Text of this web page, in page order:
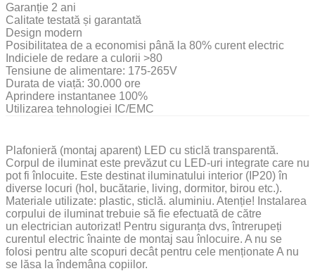
Garanție 2 ani
Calitate testată și garantată
Design modern
Posibilitatea de a economisi până la 80% curent electric
Indiciele de redare a culorii >80
Tensiune de alimentare: 175-265V
Durata de viață: 30.000 ore
Aprindere instantanee 100%
Utilizarea tehnologiei IC/EMC
Plafonieră (montaj aparent) LED cu sticlă transparentă.
Corpul de iluminat este prevăzut cu LED-uri integrate care nu
pot fi înlocuite. Este destinat iluminatului interior (IP20) în
diverse locuri (hol, bucătarie, living, dormitor, birou etc.).
Materiale utilizate: plastic, sticlă. aluminiu. Atenție! Instalarea
corpului de iluminat trebuie să fie efectuată de către
un electrician autorizat! Pentru siguranța dvs, întrerupeți
curentul electric înainte de montaj sau înlocuire. A nu se
folosi pentru alte scopuri decât pentru cele menționate A nu
se lăsa la îndemâna copiilor.